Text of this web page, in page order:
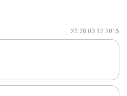
22:28 03.12.2015